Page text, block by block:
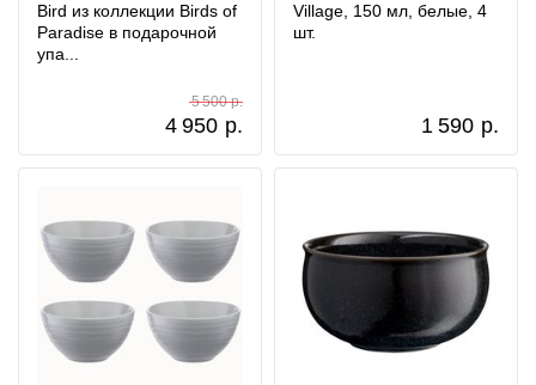
Bird из коллекции Birds of
Paradise в подарочной
упа...
4 950 р.
5 500 р.
Village, 150 мл, белые, 4
шт.
1 590 р.